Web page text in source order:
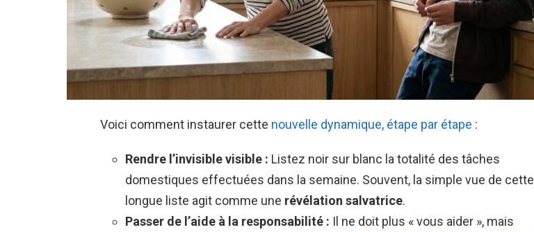
Voici comment instaurer cette nouvelle dynamique, étape par étape :
Rendre l’invisible visible : Listez noir sur blanc la totalité des tâches
domestiques effectuées dans la semaine. Souvent, la simple vue de cette
longue liste agit comme une révélation salvatrice.
Passer de l’aide à la responsabilité : Il ne doit plus « vous aider », mais